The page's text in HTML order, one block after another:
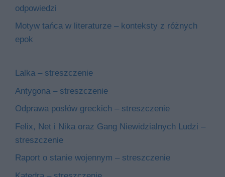
odpowiedzi
Motyw tańca w literaturze – konteksty z różnych
epok
Lalka – streszczenie
Antygona – streszczenie
Odprawa posłów greckich – streszczenie
Felix, Net i Nika oraz Gang Niewidzialnych Ludzi –
streszczenie
Raport o stanie wojennym – streszczenie